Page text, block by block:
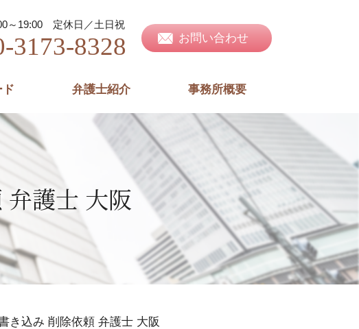
護士 大阪
～19:00 定休日／土日祝
3173-8328 お問い合わせ
ド 弁護士紹介 事務所概要
き込み 削除依頼 弁護士 大阪